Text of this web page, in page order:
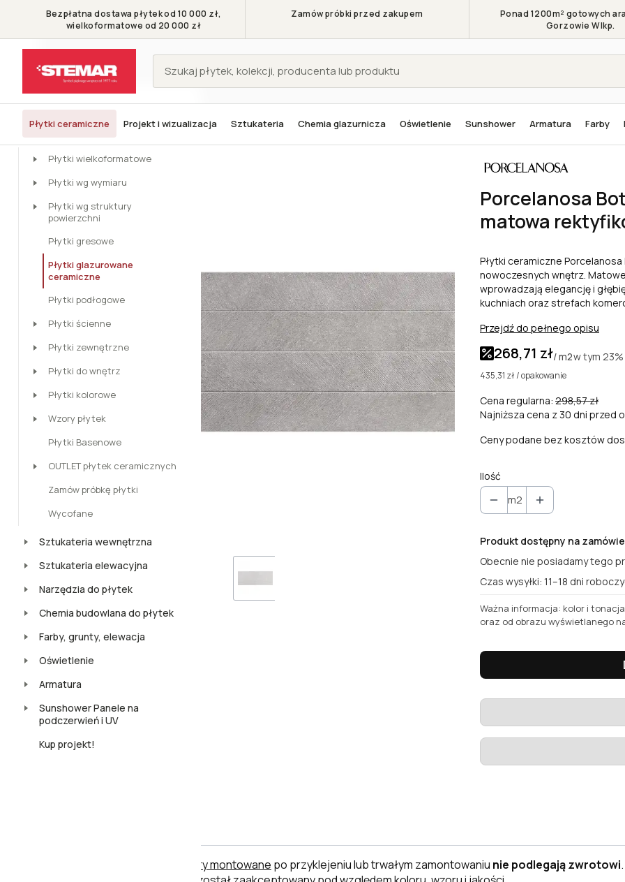
Bezpłatna dostawa płytek od 10 000 zł,
wielkoformatowe od 20 000 zł
Zamów próbki przed zakupem
Ponad 1200m² gotowych
Gorzowie Wlkp.
Płytki ceramiczne Projekt i wizualizacja Sztukateria Chemia glazurnicza Oświetlenie Sunshower Armatura Farby
Stemar - Symbol pięknego wnętrza Płytki ceramiczne Płytki glazurowane ceramiczne Porcelanosa Bottega Spiga Acero 45x120 matowa
KATEGORIE
Płytki ceramiczne
Płytki wielkoformatowe
Płytki wg wymiaru
Płytki wg struktury
powierzchni
Płytki gresowe
Płytki glazurowane
ceramiczne
Płytki podłogowe
Płytki ścienne
Płytki zewnętrzne
Płytki do wnętrz
Płytki kolorowe
Wzory płytek
Płytki Basenowe
OUTLET płytek ceramicznych
Zamów próbkę płytki
Wycofane
Sztukateria wewnętrzna
Sztukateria elewacyjna
Narzędzia do płytek
Chemia budowlana do płytek
Farby, grunty, elewacja
Oświetlenie
Armatura
Sunshower Panele na
podczerwień i UV
Kup projekt!
Porcelanosa
matowa
Płytki ceramiczne
nowoczesnych wnętrz.
wprowadzają elegancję i
kuchniach oraz strefach
Przejdź do pełnego opisu
268,71 zł/ m2w tym 23%
435,31 zł / opakowanie
Cena regularna: 298,57 zł
Najniższa cena z 30 dni przed
Ceny podane bez kosztów
Ilość
m2
Produkt dostępny na
Obecnie nie posiadamy tego
Czas wysyłki: 11–18 dni
Ważna informacja: kolor i
oraz od obrazu wyświetlanego
Płytki ceramiczne i inne towary montowane po przyklejeniu lub trwałym zamontowaniu nie podlegają zwrotowi